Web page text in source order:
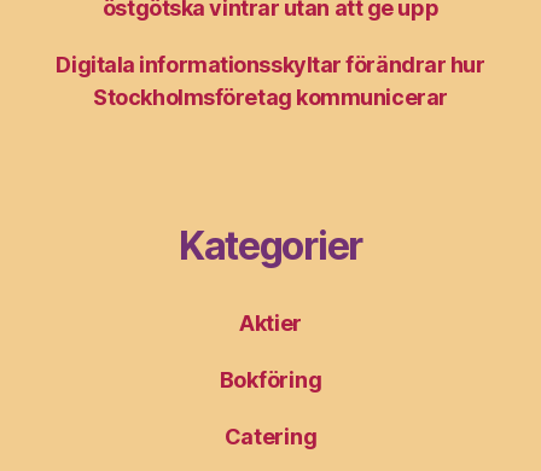
östgötska vintrar utan att ge upp
Digitala informationsskyltar förändrar hur
Stockholmsföretag kommunicerar
Kategorier
Aktier
Bokföring
Catering